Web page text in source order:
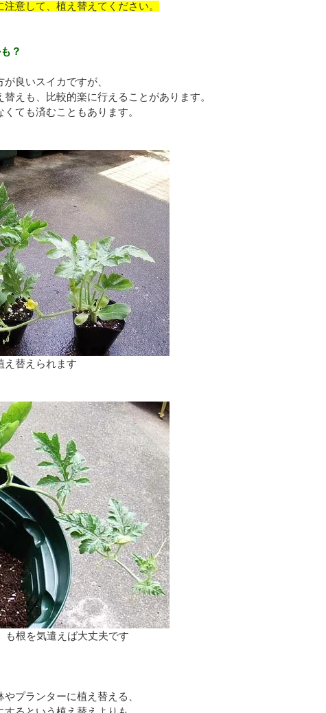
意して、植え替えてください。
？
良いスイカですが、
えも、比較的楽に行えることがあります。
ても済むこともあります。
え替えられます
も根を気遣えば大丈夫です
プランターに植え替える、